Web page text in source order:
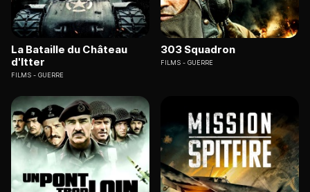
La Bataille du Château
d'Itter
FILMS GUERRE
303 Squadron
FILMS GUERRE